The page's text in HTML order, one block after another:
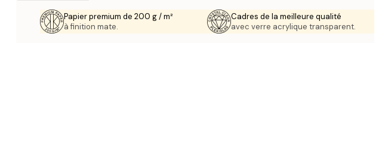
Papier premium de 200 g / m²
à finition mate.
Cadres de la meilleure qualité
avec verre acrylique transparent.